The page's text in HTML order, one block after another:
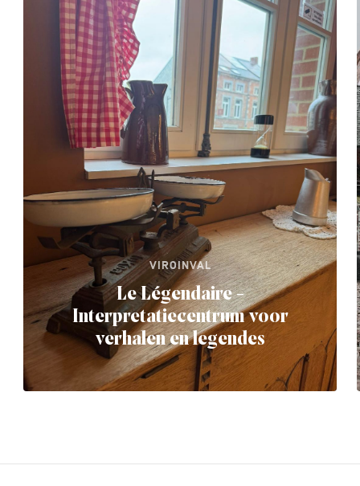
VIROINVAL
Le Légendaire -
Interpretatiecentrum voor
verhalen en legendes